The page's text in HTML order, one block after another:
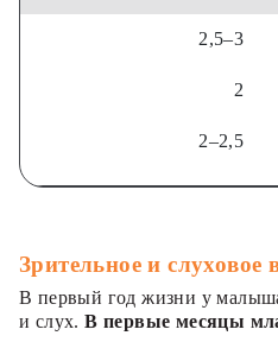
2,5–3
2
2–2,5
Зрительное и слуховое
В первый год жизни у
и слух.В первые месяцы